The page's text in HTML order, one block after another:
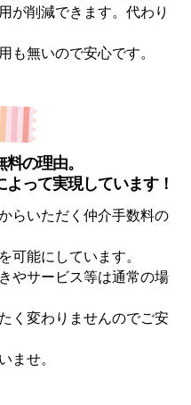
が削減できます。代わり
も無いので安心です。
の理由。
って実現しています！
らいただく仲介手数料の
可能にしています。
やサービス等は通常の場
く変わりませんのでご安
ませ。